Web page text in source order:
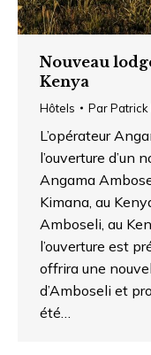
Nouveau
Kenya
Hôtels ParPatrick
L’opérateur
l’ouverture d’un
Angama
Kimana, au
Amboseli, au
l’ouverture est
offrira une
d’Amboseli et
été…